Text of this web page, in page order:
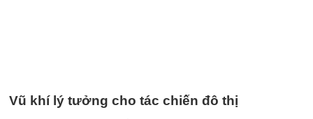
Vũ khí lý tưởng cho tác chiến đô thị